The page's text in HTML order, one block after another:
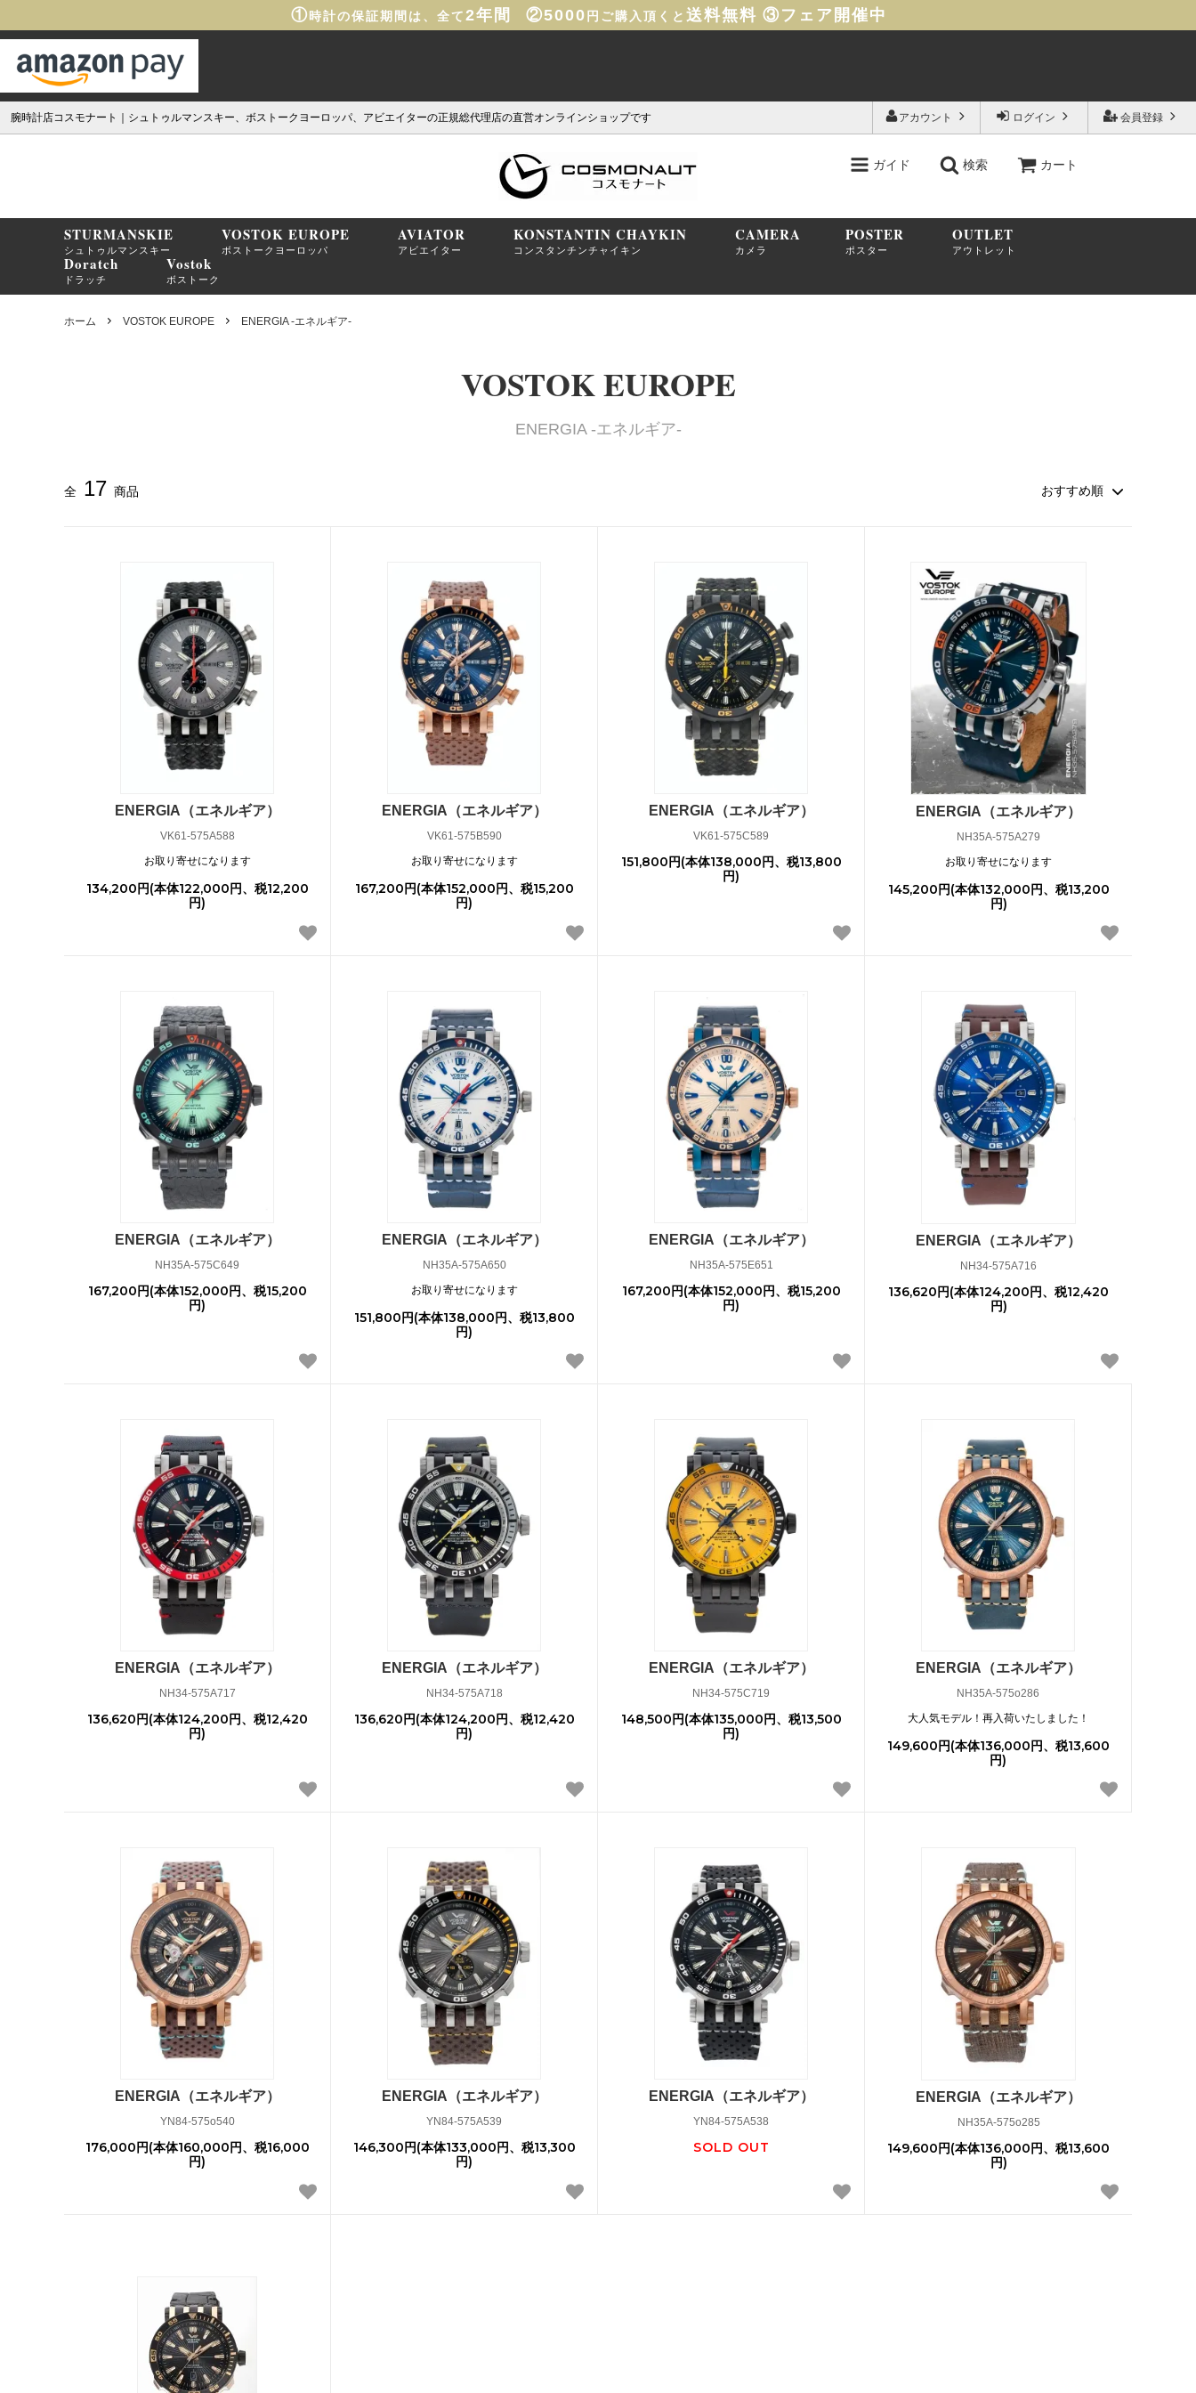
① 時計の保証期間は、全て2年間 ②5000 円ご購入頂くと 送料無料 ③フェア開催中
会員登録
ログイン
アカウント
腕時計店コスモナート｜シュトゥルマンスキー、ボストークヨーロッパ、アビエイターの正規総代理店の直営オンラインショップです
ガイド 検索 カート
STURMANSKIE
シュトゥルマンスキー
VOSTOK EUROPE
ボストークヨーロッパ
AVIATOR
アビエイター
KONSTANTIN CHAYKIN
コンスタンチンチャイキン
CAMERA
カメラ
POSTER
ポスター
OUTLET
アウトレット
Doratch
ドラッチ
Vostok
ボストーク
ホーム VOSTOK EUROPE ENERGIA -エネルギア-
VOSTOK EUROPE
ENERGIA -エネルギア-
全 17 商品
ENERGIA（エネルギア）
VK61-575A588
お取り寄せになります
134,200円(本体122,000円、税12,200
円)
ENERGIA（エネルギア）
VK61-575B590
お取り寄せになります
167,200円(本体152,000円、税15,200
円)
ENERGIA（エネルギア）
VK61-575C589
151,800円(本体138,000円、税13,800
円)
ENERGIA（エネルギア）
NH35A-575A279
お取り寄せになります
145,200円(本体132,000円、税13,200
円)
ENERGIA（エネルギア）
NH35A-575C649
167,200円(本体152,000円、税15,200
円)
ENERGIA（エネルギア）
NH35A-575A650
お取り寄せになります
151,800円(本体138,000円、税13,800
円)
ENERGIA（エネルギア）
NH35A-575E651
167,200円(本体152,000円、税15,200
円)
ENERGIA（エネルギア）
NH34-575A716
136,620円(本体124,200円、税12,420
円)
ENERGIA（エネルギア）
NH34-575A717
136,620円(本体124,200円、税12,420
円)
ENERGIA（エネルギア）
NH34-575A718
136,620円(本体124,200円、税12,420
円)
ENERGIA（エネルギア）
NH34-575C719
148,500円(本体135,000円、税13,500
円)
ENERGIA（エネルギア）
NH35A-575o286
大人気モデル！再入荷いたしました！
149,600円(本体136,000円、税13,600
円)
ENERGIA（エネルギア）
YN84-575o540
176,000円(本体160,000円、税16,000
円)
ENERGIA（エネルギア）
YN84-575A539
146,300円(本体133,000円、税13,300
円)
ENERGIA（エネルギア）
YN84-575A538
SOLD OUT
ENERGIA（エネルギア）
NH35A-575o285
149,600円(本体136,000円、税13,600
円)